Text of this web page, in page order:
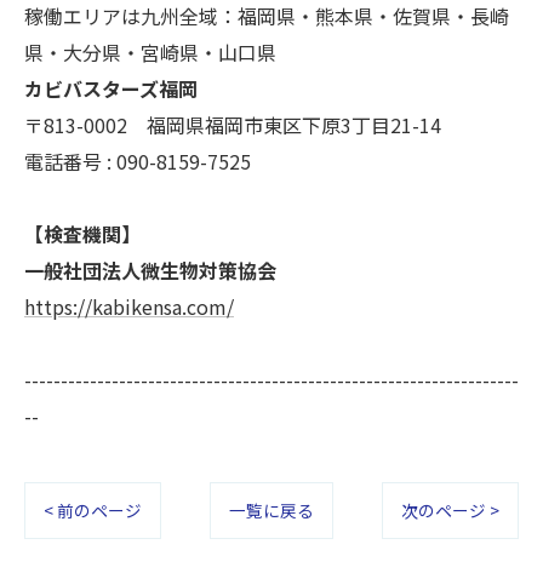
稼働エリアは九州全域：福岡県・熊本県・佐賀県・長崎
県・大分県・宮崎県・山口県
カビバスターズ福岡
〒813-0002 福岡県福岡市東区下原3丁目21-14
電話番号 : 090-8159-7525
【検査機関】
一般社団法人微生物対策協会
https://kabikensa.com/
--------------------------------------------------------------------
--
< 前のページ 一覧に戻る 次のページ >